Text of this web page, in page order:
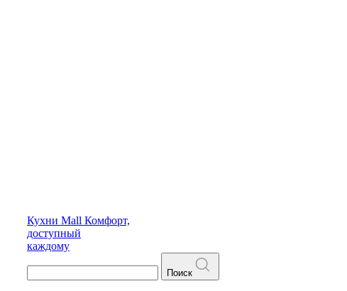
Кухни Mall Комфорт,
доступный
каждому
Поиск